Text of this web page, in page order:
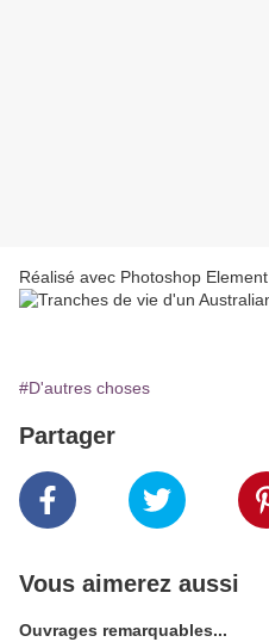
Réalisé avec Photoshop Element
#D'autres choses
Partager
Vous aimerez aussi
Ouvrages remarquables...